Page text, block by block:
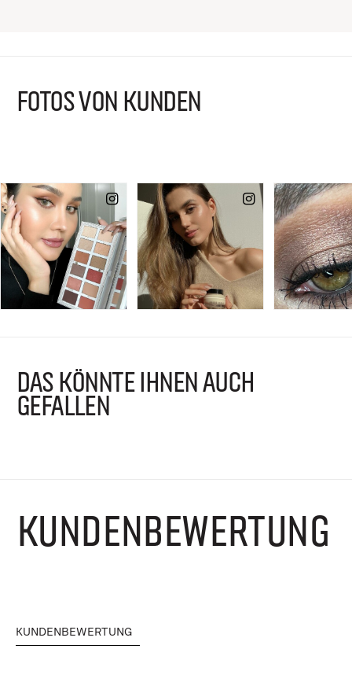
FOTOS VON KUNDEN
DAS KÖNNTE IHNEN AUCH
GEFALLEN
KUNDENBEWERTUNG
KUNDENBEWERTUNG